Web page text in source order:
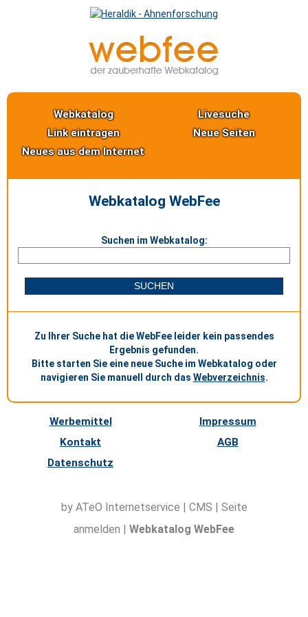
Webkatalog
Livesuche
Link eintragen
Neue Seiten
Neues aus dem Internet
Webkatalog WebFee
Suchen im Webkatalog:
Zu Ihrer Suche hat die WebFee leider kein passendes
Ergebnis gefunden.
Bitte starten Sie eine neue Suche im Webkatalog oder
navigieren Sie manuell durch das Webverzeichnis.
Werbemittel
Impressum
Kontakt
AGB
Datenschutz
by ATeO Internetservice | CMS | Seite
anmelden | Webkatalog WebFee